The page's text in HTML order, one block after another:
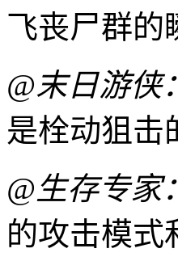
飞丧尸群的
@末日游侠：
是栓动狙击
@生存专家：
的攻击模式